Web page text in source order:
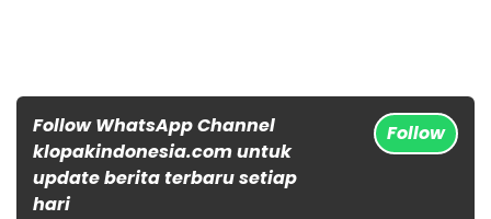
Follow WhatsApp Channel
klopakindonesia.com untuk
update berita terbaru setiap
hari
Follow